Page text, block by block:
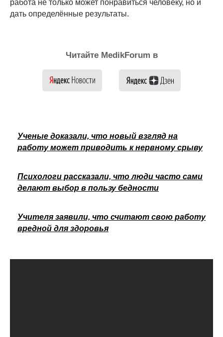
работа не только может понравиться человеку, но и
дать определённые результаты.
Читайте MedikForum в
Ученые доказали, что новый взгляд на
работу может приводить к нервному срыву
Психологи рассказали, что люди часто сами
делают выбор в пользу бедности
Учителя заявили, что считают свою работу
вредной для здоровья